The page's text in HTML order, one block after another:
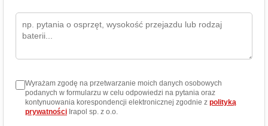
Wyrażam zgodę na przetwarzanie moich danych osobowych
podanych w formularzu w celu odpowiedzi na pytania oraz
kontynuowania korespondencji elektronicznej zgodnie z polityką
prywatności Irapol sp. z o.o.